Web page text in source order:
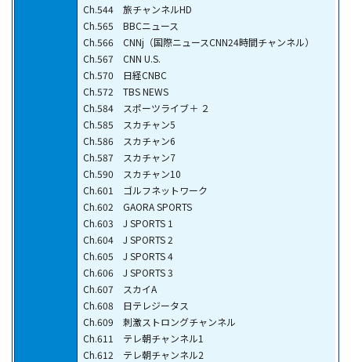
Ch.544 旅チャンネルHD
Ch.565 BBCニュース
Ch.566 CNNj（国際ニュースCNN24時間チャンネル）
Ch.567 CNN U.S.
Ch.570 日経CNBC
Ch.572 TBS NEWS
Ch.584 スポーツライブ＋ ２
Ch.585 スカチャン5
Ch.586 スカチャン6
Ch.587 スカチャン7
Ch.590 スカチャン10
Ch.601 ゴルフネットワーク
Ch.602 GAORA SPORTS
Ch.603 J SPORTS 1
Ch.604 J SPORTS 2
Ch.605 J SPORTS 4
Ch.606 J SPORTS 3
Ch.607 スカイA
Ch.608 日テレジータス
Ch.609 刺激ストロングチャンネル
Ch.611 テレ朝チャンネル1
Ch.612 テレ朝チャンネル2